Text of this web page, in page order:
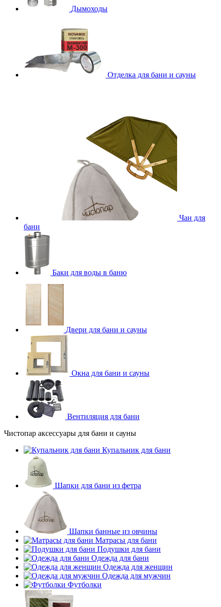
Дымоходы
Отделка для бани и сауны
Чан для
бани
Баки для воды в баню
Двери для бани и сауны
Окна для бани и сауны
Вентиляция для бани
Чистопар аксессуары для бани и сауны
Купальник для бани
Шапки для бани из фетра
Шапки банные из овчины
Матрасы для бани
Подушки для бани
Одежда для бани
Одежда для женщин
Одежда для мужчин
Футболки